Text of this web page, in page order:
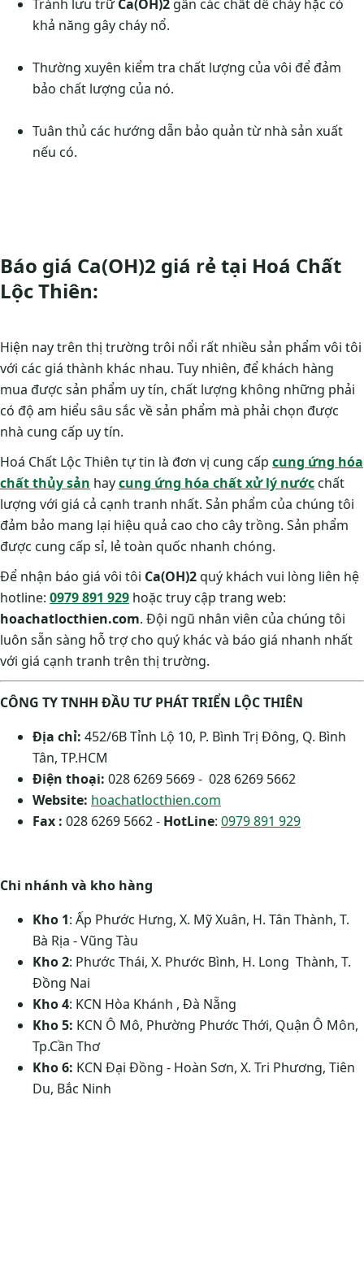
Tránh lưu trữCa(OH)2 gần các chất dễ cháy hặc có
khả năng gây cháy nổ.
Thường xuyên kiểm tra chất lượng của vôi để đảm
bảo chất lượng của nó.
Tuân thủ các hướng dẫn bảo quản từ nhà sản xuất
nếu có.
Báo giá Ca(OH)2 giá rẻ tại Hoá Chất
Lộc Thiên:
Hiện nay trên thị trường trôi nổi rất nhiều sản phẩm vôi tôi
với các giá thành khác nhau. Tuy nhiên, để khách hàng
mua được sản phẩm uy tín, chất lượng không những phải
có độ am hiểu sâu sắc về sản phẩm mà phải chọn được
nhà cung cấp uy tín.
Hoá Chất Lộc Thiên tự tin là đơn vị cung cấp cung ứng hóa
chất thủy sản haycung ứng hóa chất xử lý nướcchất
lượng với giá cả cạnh tranh nhất. Sản phẩm của chúng tôi
đảm bảo mang lại hiệu quả cao cho cây trồng. Sản phẩm
được cung cấp sỉ, lẻ toàn quốc nhanh chóng.
Để nhận báo giá vôi tôi Ca(OH)2quý khách vui lòng liên hệ
hotline: 0979 891 929 hoặc truy cập trang web:
hoachatlocthien.com. Đội ngũ nhân viên của chúng tôi
luôn sẵn sàng hỗ trợ cho quý khác và báo giá nhanh nhất
với giá cạnh tranh trên thị trường.
CÔNG TY TNHH ĐẦU TƯ PHÁT TRIỂN LỘC THIÊN
Địa chỉ: 452/6B Tỉnh Lộ 10, P. Bình Trị Đông, Q. Bình
Tân, TP.HCM
Điện thoại: 028 6269 5669 - 028 6269 5662
Website: hoachatlocthien.com
Fax : 028 6269 5662 - HotLine: 0979 891 929
Chi nhánh và kho hàng
Kho 1: Ấp Phước Hưng, X. Mỹ Xuân, H. Tân Thành, T.
Bà Rịa - Vũng Tàu
Kho 2: Phước Thái, X. Phước Bình, H. Long Thành, T.
Đồng Nai
Kho 4: KCN Hòa Khánh , Đà Nẵng
Kho 5: KCN Ô Mô, Phường Phước Thới, Quận Ô Môn,
Tp.Cần Thơ
Kho 6: KCN Đại Đồng - Hoàn Sơn, X. Tri Phương, Tiên
Du, Bắc Ninh